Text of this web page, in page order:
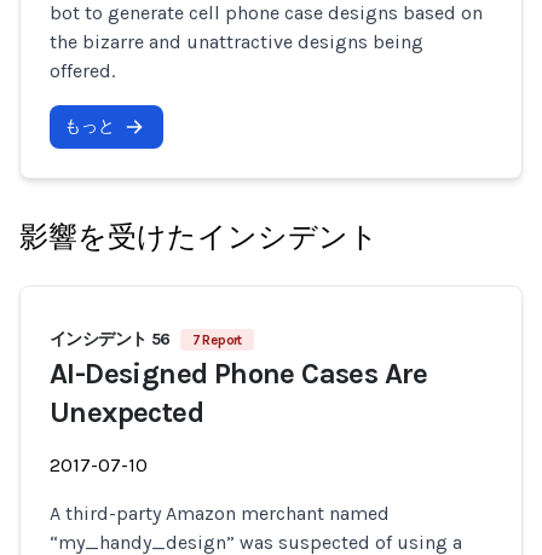
bot to generate cell phone case designs based on
the bizarre and unattractive designs being
offered.
もっと
影響を受けたインシデント
インシデント 56 7 Report
AI-Designed Phone Cases Are
Unexpected
2017-07-10
A third-party Amazon merchant named
“my_handy_design” was suspected of using a